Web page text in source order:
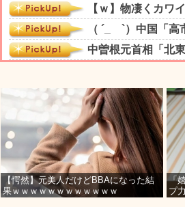
【愕然】元美人だけどBBAになった結
果ｗｗｗｗｗｗｗｗｗｗｗｗ
「
プ